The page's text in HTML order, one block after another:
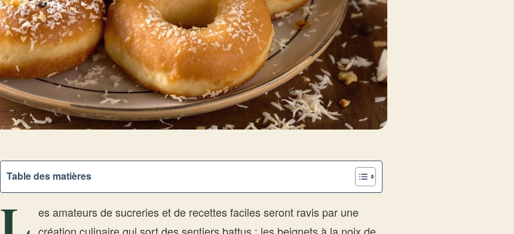
Table des matières
es amateurs de sucreries et de recettes faciles seront ravis par une